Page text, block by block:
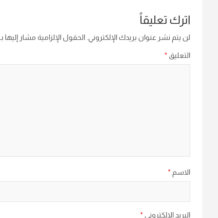
اترك تعليقاً
لن يتم نشر عنوان بريدك الإلكتروني. الحقول الإلزامية مشار إليها
التعليق *
الاسم *
البريد الإلكتروني *